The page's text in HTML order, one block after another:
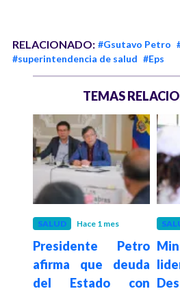
RELACIONADO: #Gsutavo Petro
#superintendencia de salud #Eps
TEMAS
SALUD Hace 1 mes
Presidente Petro
afirma que deuda
del Estado con